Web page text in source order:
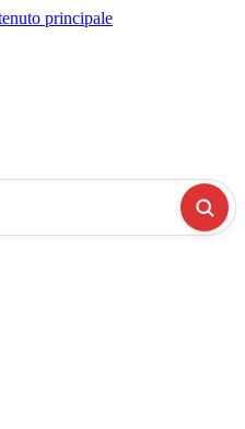
principale